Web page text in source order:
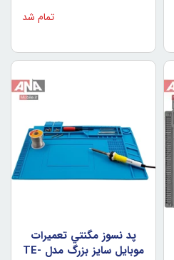
تمام شد
پد نسوز مگنتي تعميرات
موبايل سايز بزرگ مدل TE-